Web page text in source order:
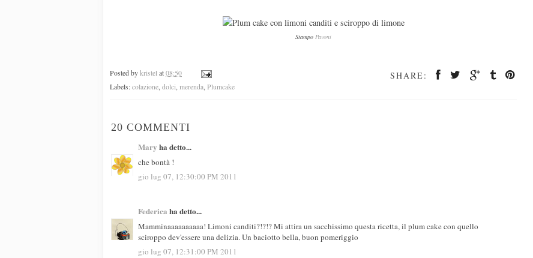
Stampo Pavoni
SHARE:
Posted by kristel at 08:50
Labels: colazione, dolci, merenda, Plumcake
20 COMMENTI
Mary ha detto...
che bontà !
gio lug 07, 12:30:00 PM 2011
Federica ha detto...
Mamminaaaaaaaaaa! Limoni canditi?!?!? Mi attira un sacchissimo questa ricetta, il plum cake con quello
sciroppo dev'essere una delizia. Un baciotto bella, buon pomeriggio
gio lug 07, 12:31:00 PM 2011